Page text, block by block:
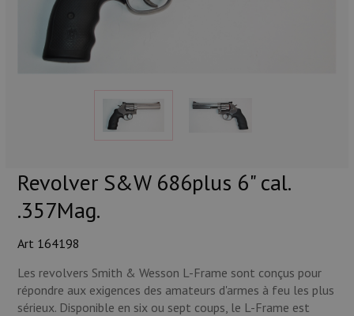
Revolver S&W 686plus 6" cal.
.357Mag.
Art 164198
Les revolvers Smith & Wesson L-Frame sont conçus pour
répondre aux exigences des amateurs d'armes à feu les plus
sérieux. Disponible en six ou sept coups, le L-Frame est
NOS CATÉGORIES PRINCIPALES
Munitions
Armes
Lampes et accessoires